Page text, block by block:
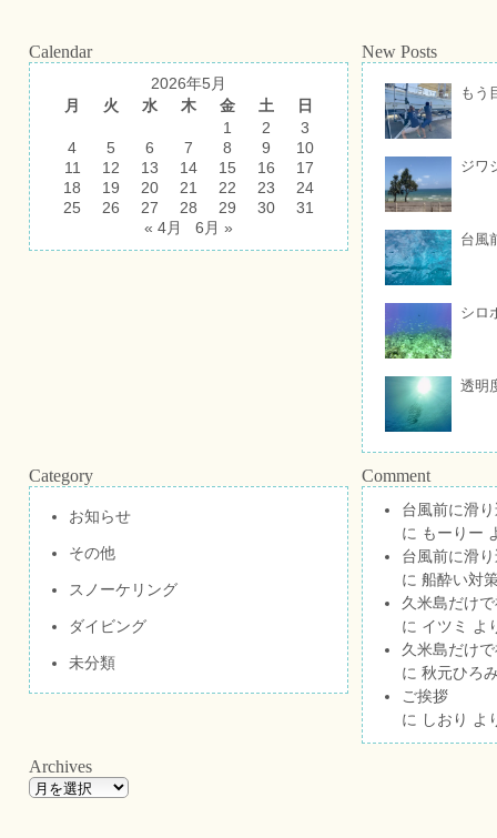
Calendar
2026年5月
月
火 水 木 金 土
日
1
2
3
4
5 6 7 8 9
10
11
12 13 14 15 16
17
18
19 20 21 22 23
24
25
26 27 28 29 30
31
« 4月
6月 »
New Posts
もう
ジワ
台風
シロ
透明
Category
お知らせ
その他
スノーケリング
ダイビング
未分類
Comment
台風前に滑
に もーりー
台風前に滑
に 船酔い対
久米島だけ
に イツミ
よ
久米島だけ
に 秋元ひろ
ご挨拶
に しおり よ
Archives